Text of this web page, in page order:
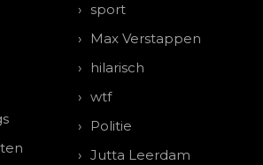
sport
Max Verstappen
hilarisch
wtf
Politie
Jutta Leerdam